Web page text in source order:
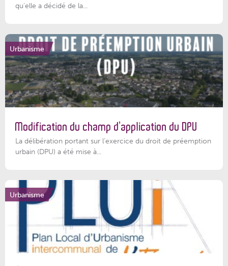
qu’elle a décidé de la...
Urbanisme
Modification du champ d’application du DPU
La délibération portant sur l’exercice du droit de préemption
urbain (DPU) a été mise à...
Urbanisme